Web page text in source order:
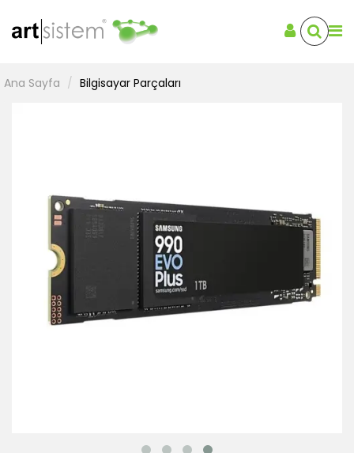
Ana Sayfa Bilgisayar Parçaları